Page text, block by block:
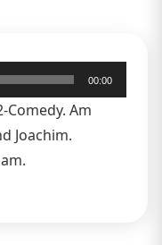
00:00
Comedy. Am
Joachim.